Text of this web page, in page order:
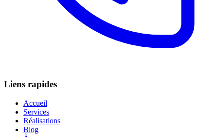
Liens rapides
Accueil
Services
Réalisations
Blog